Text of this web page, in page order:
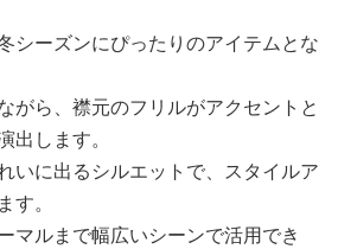
シーズンにぴったりのアイテムとな
がら、襟元のフリルがアクセントと
出します。
いに出るシルエットで、スタイルア
す。
マルまで幅広いシーンで活用でき